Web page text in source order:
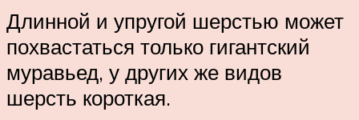
Длинной и упругой шерстью может
похвастаться только гигантский
муравьед, у других же видов
шерсть короткая.